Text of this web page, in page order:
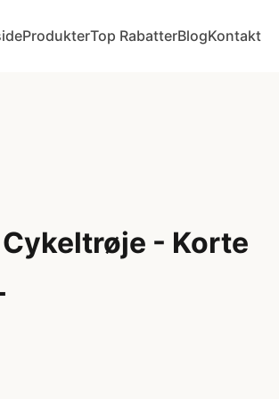
ProdukterTop RabatterBlogKontakt
- Korte